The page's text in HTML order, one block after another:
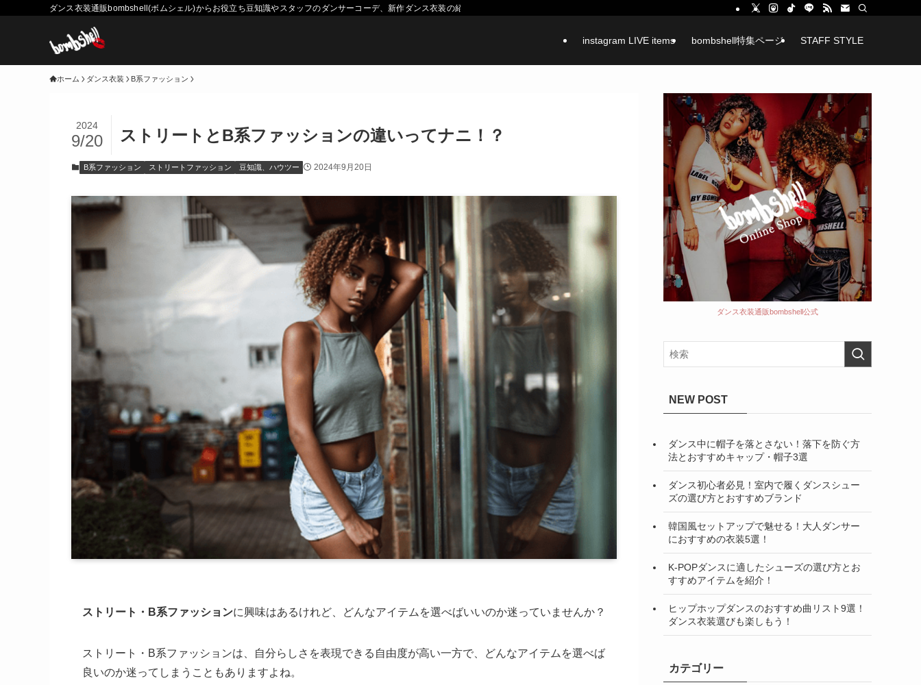
ダンス衣装通販bombshell(ボムシェル)からお役立ち豆知識やスタッフのダンサーコーデ、新作ダンス衣装の紹介などをするメディアです。
instagram LIVE items bombshell特集ページ STAFF STYLE
ホーム ダンス衣装 B系ファッション
ストリートとB系ファッションの違いってナニ！？
2024
9/20
B系ファッション ストリートファッション 豆知識、ハウツー 2024年9月20日
ストリート・B系ファッションに興味はあるけれど、どんなアイテムを選べばいいのか迷っていませんか？
ストリート・B系ファッションは、自分らしさを表現できる自由度が高い一方で、どんなアイテムを選べば
良いのか迷ってしまうこともありますよね。
ダンス衣装通販bombshell公式
NEW POST
ダンス中に帽子を落とさない！落下を防ぐ方
法とおすすめキャップ・帽子3選
ダンス初心者必見！室内で履くダンスシュー
ズの選び方とおすすめブランド
韓国風セットアップで魅せる！大人ダンサー
におすすめの衣装5選！
K-POPダンスに適したシューズの選び方とお
すすめアイテムを紹介！
ヒップホップダンスのおすすめ曲リスト9選！
ダンス衣装選びも楽しもう！
カテゴリー